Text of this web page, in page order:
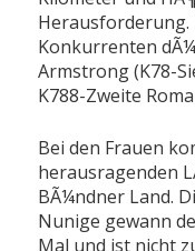
Konkurrenten
Armstrong (K78-
K788-Zweite
Bei den Frauen
herausragenden
BÃ¼ndner Land.
Nunige gewann
Mal und ist nicht